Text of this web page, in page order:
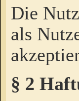
Die
als
§ 2